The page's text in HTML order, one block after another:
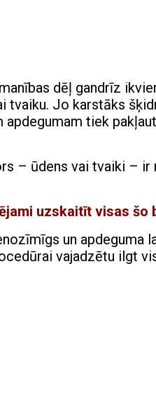
dēļ gandrīz
tvaiku. Jo karstāks
apdegumam tiek
– ūdens vai tvaiki – ir
uzskaitīt visas šo
un apdeguma
vajadzētu ilgt